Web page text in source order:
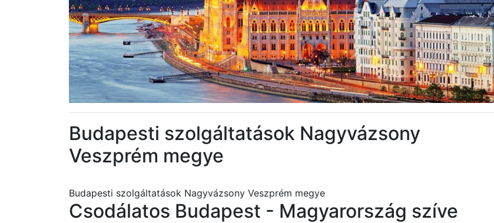
Budapesti szolgáltatások Nagyvázsony
Veszprém megye
Budapesti szolgáltatások Nagyvázsony Veszprém megye
Csodálatos Budapest - Magyarország szíve